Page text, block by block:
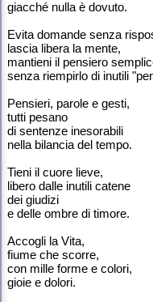
giacché nulla è dovuto.
Evita domande senza
lascia libera la mente,
mantieni il pensiero
senza riempirlo di inutili
Pensieri, parole e gesti,
tutti pesano
di sentenze inesorabili
nella bilancia del tempo.
Tieni il cuore lieve,
libero dalle inutili catene
dei giudizi
e delle ombre di timore.
Accogli la Vita,
fiume che scorre,
con mille forme e colori,
gioie e dolori.